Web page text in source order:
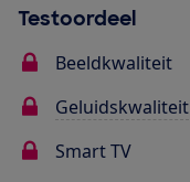
Testoordeel
Beeldkwaliteit
Geluidskwaliteit
Smart TV